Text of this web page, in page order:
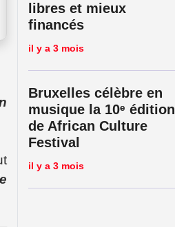
libres et mieux
financés
il y a 3 mois
Bruxelles célèbre en
musique la 10ᵉ édition
de African Culture
Festival
il y a 3 mois